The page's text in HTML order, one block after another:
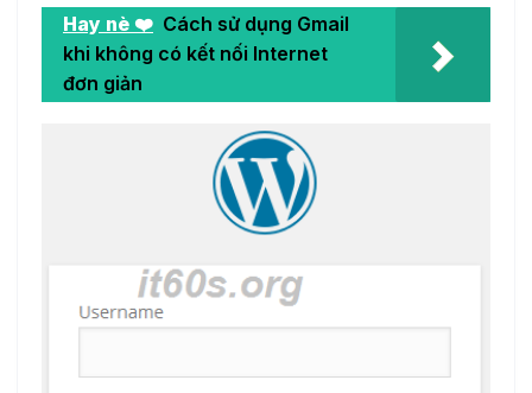
Hay nè ❤️ Cách sử dụng Gmail
khi không có kết nối Internet
đơn giản